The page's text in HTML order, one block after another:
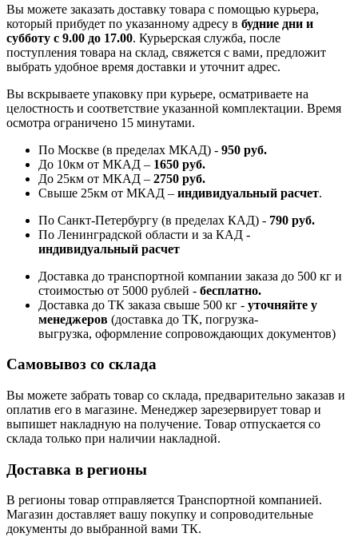
Вы можете заказать доставку товара с помощью курьера,
который прибудет по указанному адресу в будние дни и
субботу с 9.00 до 17.00. Курьерская служба, после
поступления товара на склад, свяжется с вами, предложит
выбрать удобное время доставки и уточнит адрес.
Вы вскрываете упаковку при курьере, осматриваете на
целостность и соответствие указанной комплектации. Время
осмотра ограничено 15 минутами.
По Москве (в пределах МКАД) - 950 руб.
До 10км от МКАД – 1650 руб.
До 25км от МКАД – 2750 руб.
Свыше 25км от МКАД – индивидуальный расчет.
По Санкт-Петербургу (в пределах КАД) - 790 руб.
По Ленинградской области и за КАД -
индивидуальный расчет
Доставка до транспортной компании заказа до 500 кг и
стоимостью от 5000 рублей - бесплатно.
Доставка до ТК заказа свыше 500 кг - уточняйте у
менеджеров (доставка до ТК, погрузка-
выгрузка, оформление сопровождающих документов)
Самовывоз со склада
Вы можете забрать товар со склада, предварительно заказав и
оплатив его в магазине. Менеджер зарезервирует товар и
выпишет накладную на получение. Товар отпускается со
склада только при наличии накладной.
Доставка в регионы
В регионы товар отправляется Транспортной компанией.
Магазин доставляет вашу покупку и сопроводительные
документы до выбранной вами ТК.